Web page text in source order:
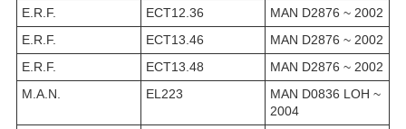
E.R.F.
ECT12.36
MAN D2876 ~ 2002
E.R.F.
ECT13.46
MAN D2876 ~ 2002
E.R.F.
ECT13.48
MAN D2876 ~ 2002
M.A.N.
EL223
MAN D0836 LOH ~
2004